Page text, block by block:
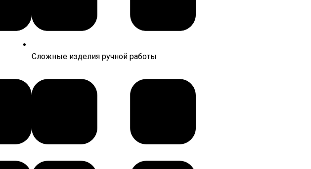
Сложные изделия ручной работы